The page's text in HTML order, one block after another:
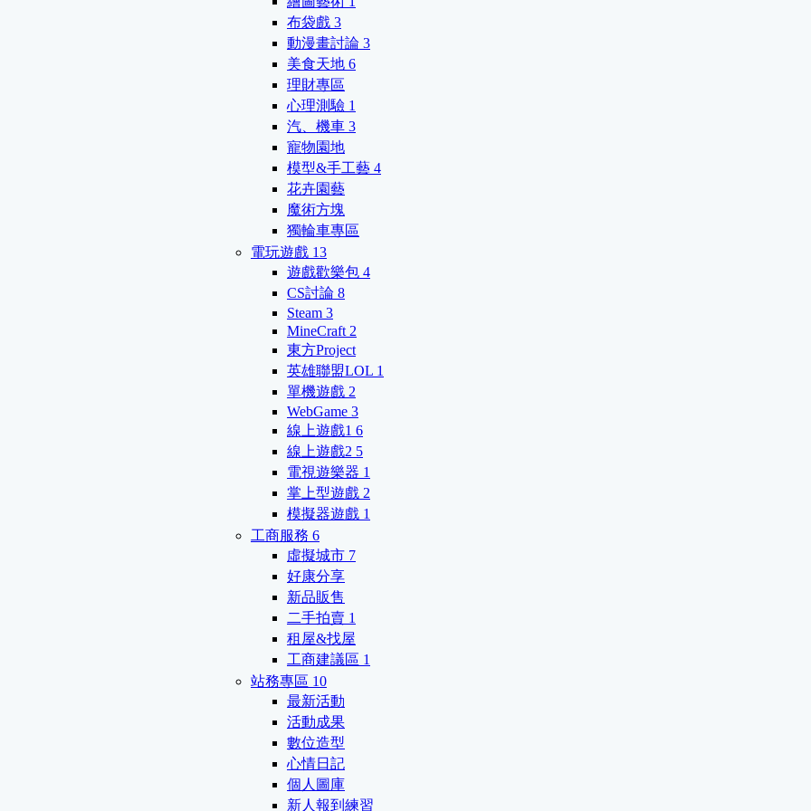
布袋戲 3
動漫畫討論 3
美食天地 6
理財專區
心理測驗 1
汽、機車 3
寵物園地
模型&手工藝 4
花卉園藝
魔術方塊
獨輪車專區
電玩遊戲 13
遊戲歡樂包 4
CS討論 8
Steam 3
MineCraft 2
東方Project
英雄聯盟LOL 1
單機遊戲 2
WebGame 3
線上遊戲1 6
線上遊戲2 5
電視遊樂器 1
掌上型遊戲 2
模擬器遊戲 1
工商服務 6
虛擬城市 7
好康分享
新品販售
二手拍賣 1
租屋&找屋
工商建議區 1
站務專區 10
最新活動
活動成果
數位造型
心情日記
個人圖庫
新人報到練習